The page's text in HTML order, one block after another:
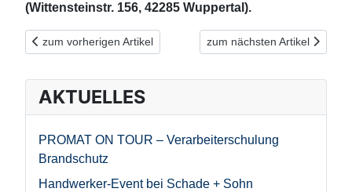
(Wittensteinstr. 156, 42285 Wuppertal).
Vorheriger Beitrag: Bautrocknung beugt teuren Folgeschäden
zum vorherigen Artikel Nächster Beitrag: PROFI-
zum nächsten Artikel
AKTUELLES
PROMAT ON TOUR – Verarbeiterschulung
Brandschutz
Handwerker-Event bei Schade + Sohn